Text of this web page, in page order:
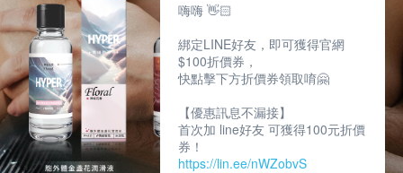
嗨嗨 👋🏻
綁定LINE好友，即可獲得官網
$100折價券，
快點擊下方折價券領取唷🤗
【優惠訊息不漏接】
首次加 line好友 可獲得100元折價
券！
https://lin.ee/nWZobvS